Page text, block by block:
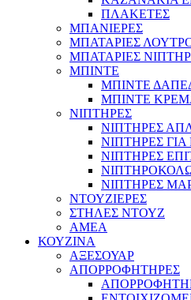
ΠΛΑΚΕΤΕΣ
ΜΠΑΝΙΕΡΕΣ
ΜΠΑΤΑΡΙΕΣ
ΜΠΑΤΑΡΙΕΣ
ΜΠΙΝΤΕ
ΜΠΙΝΤΕ
ΜΠΙΝΤΕ
ΝΙΠΤΗΡΕΣ
ΝΙΠΤΗΡΕΣ
ΝΙΠΤΗΡΕΣ
ΝΙΠΤΗΡΕΣ
ΝΙΠΤΗΡΕΣ
ΝΤΟΥΖΙΕΡΕΣ
ΣΤΗΛΕΣ ΝΤΟΥΖ
ΑΜΕΑ
ΚΟΥΖΙΝΑ
ΑΞΕΣΟΥΑΡ
ΑΠΟΡΡΟΦΗΤΗΡΕΣ